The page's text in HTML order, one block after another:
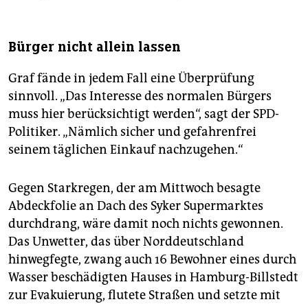
Bürger nicht allein lassen
Graf fände in jedem Fall eine Überprüfung
sinnvoll. „Das Interesse des normalen Bürgers
muss hier berücksichtigt werden“, sagt der SPD-
Politiker. „Nämlich sicher und gefahrenfrei
seinem täglichen Einkauf nachzugehen.“
Gegen Starkregen, der am Mittwoch besagte
Abdeckfolie an Dach des Syker Supermarktes
durchdrang, wäre damit noch nichts gewonnen.
Das Unwetter, das über Norddeutschland
hinwegfegte, zwang auch 16 Bewohner eines durch
Wasser beschädigten Hauses in Hamburg-Billstedt
zur Evakuierung, flutete Straßen und setzte mit